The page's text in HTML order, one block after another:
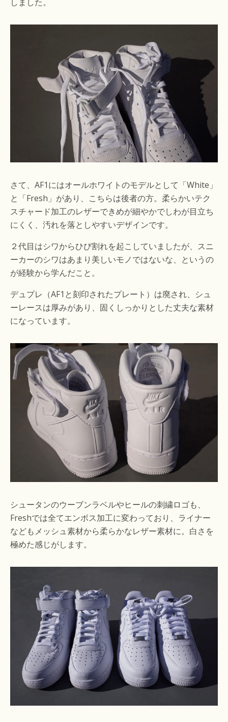
さて、AF1にはオールホワイトのモデルとして「White」
と「Fresh」があり、こちらは後者の方。柔らかいテク
スチャード加工のレザーできめが細やかでしわが目立ち
にくく、汚れを落としやすいデザインです。
２代目はシワからひび割れを起こしていましたが、スニ
ーカーのシワはあまり美しいモノではないな、というの
が経験から学んだこと。
デュプレ（AF1と刻印されたプレート）は廃され、シュ
ーレースは厚みがあり、固くしっかりとした丈夫な素材
になっています。
シュータンのウーブンラベルやヒールの刺繍ロゴも、
Freshでは全てエンボス加工に変わっており、ライナー
などもメッシュ素材から柔らかなレザー素材に。白さを
極めた感じがします。